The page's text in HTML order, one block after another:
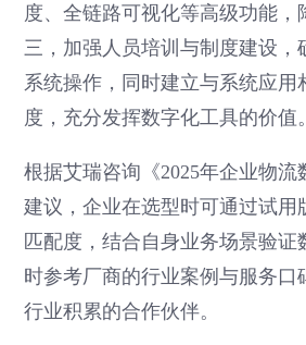
度、全链路可视化等高级功能，
三，加强人员培训与制度建设，
系统操作，同时建立与系统应用
度，充分发挥数字化工具的价值。
根据艾瑞咨询《2025年企业物流
建议，企业在选型时可通过试用
匹配度，结合自身业务场景验证
时参考厂商的行业案例与服务口
行业积累的合作伙伴。